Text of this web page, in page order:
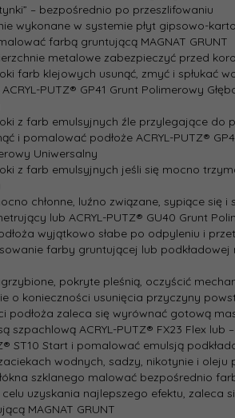
– bezpośrednio po przeszlifowaniu
wykonane w systemie płyt gipsowo-
farbą gruntującą MAGNAT GRUNT
metalowe zabezpieczyć przed
farb klejowych usunąć, zmyć i spłukać
PUTZ® GP41 Grunt Polimerowy
z farb emulsyjnych źle przylegające
i pomalować podłoże ACRYL-PUTZ®
Uniwersalny
z farb emulsyjnych jeśli się mocno
chłonne, luźno związane, sypiące się
lub ACRYL-PUTZ® GU40 Grunt
wyjątkowo słabe po odpyleniu i
farby gruntującej lub podkładowej
pokryte pleśnią, oczyścić
o konieczności usunięcia przyczyny
podłoża zaleca się wyrównać gotową
szpachlową ACRYL-PUTZ® FX23 Flex
ST10 Start i pomalować emulsją
wodnych, sadzy, nikotynie i
szklanego malować bezpośrednio
celu uzyskania najlepszego efektu, zaleca
MAGNAT GRUNT